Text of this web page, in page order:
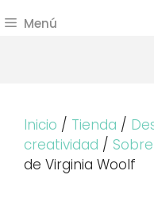
Menú
Inicio / Tienda /
creatividad /
de Virginia Woolf